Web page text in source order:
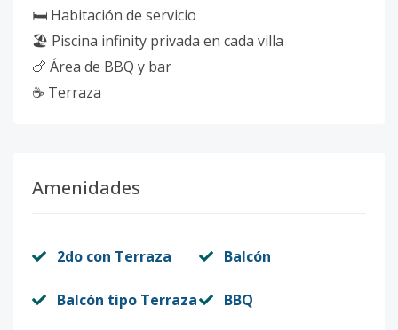
🛏️ Habitación de servicio
🏖️ Piscina infinity privada en cada villa
🍗 Área de BBQ y bar
☕️ Terraza
Amenidades
2do con Terraza Balcón
Balcón tipo Terraza BBQ